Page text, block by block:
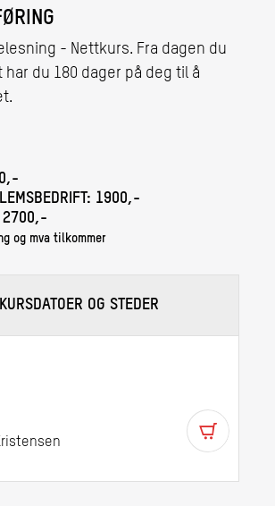
- Nettkurs. Fra dagen du
du 180 dager på deg til å
1900,-
2700,-
og mva tilkommer
OG STEDER